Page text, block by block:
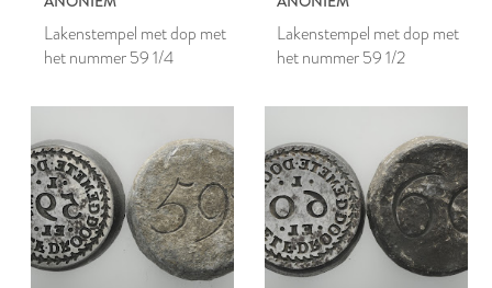
Lakenstempel met dop met
het nummer 59 1/4
Lakenstempel met dop met
het nummer 59 1/2